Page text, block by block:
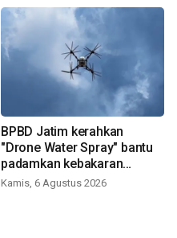
BPBD Jatim kerahkan
"Drone Water Spray" bantu
padamkan kebakaran
Bromo
Kamis, 6 Agustus 2026